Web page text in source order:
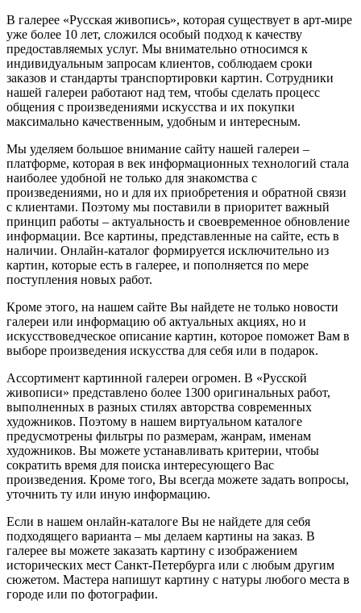
В галерее «Русская живопись», которая существует в арт-мире
уже более 10 лет, сложился особый подход к качеству
предоставляемых услуг. Мы внимательно относимся к
индивидуальным запросам клиентов, соблюдаем сроки
заказов и стандарты транспортировки картин. Сотрудники
нашей галереи работают над тем, чтобы сделать процесс
общения с произведениями искусства и их покупки
максимально качественным, удобным и интересным.
Мы уделяем большое внимание сайту нашей галереи –
платформе, которая в век информационных технологий стала
наиболее удобной не только для знакомства с
произведениями, но и для их приобретения и обратной связи
с клиентами. Поэтому мы поставили в приоритет важный
принцип работы – актуальность и своевременное обновление
информации. Все картины, представленные на сайте, есть в
наличии. Онлайн-каталог формируется исключительно из
картин, которые есть в галерее, и пополняется по мере
поступления новых работ.
Кроме этого, на нашем сайте Вы найдете не только новости
галереи или информацию об актуальных акциях, но и
искусствоведческое описание картин, которое поможет Вам в
выборе произведения искусства для себя или в подарок.
Ассортимент картинной галереи огромен. В «Русской
живописи» представлено более 1300 оригинальных работ,
выполненных в разных стилях авторства современных
художников. Поэтому в нашем виртуальном каталоге
предусмотрены фильтры по размерам, жанрам, именам
художников. Вы можете устанавливать критерии, чтобы
сократить время для поиска интересующего Вас
произведения. Кроме того, Вы всегда можете задать вопросы,
уточнить ту или иную информацию.
Если в нашем онлайн-каталоге Вы не найдете для себя
подходящего варианта – мы делаем картины на заказ. В
галерее вы можете заказать картину с изображением
исторических мест Санкт-Петербурга или с любым другим
сюжетом. Мастера напишут картину с натуры любого места в
городе или по фотографии.